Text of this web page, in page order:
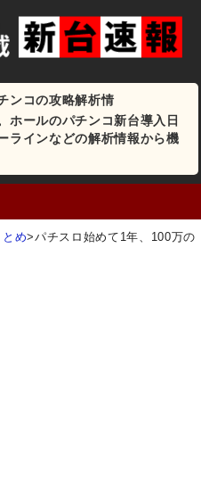
ンコの攻略解析情
ホールのパチンコ新台導入日
ラインなどの解析情報から機
とめ>パチスロ始めて1年、100万の